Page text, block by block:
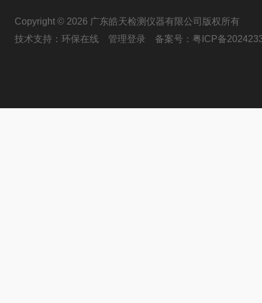
Copyright © 2026 广东皓天检测仪器有限公司版权所有
技术支持： 环保在线 管理登录 备案号： 粤ICP备